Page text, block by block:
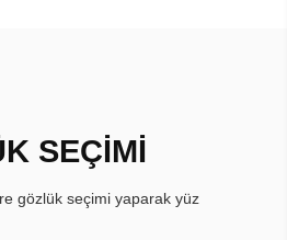
SEÇİMİ
gözlük seçimi yaparak yüz